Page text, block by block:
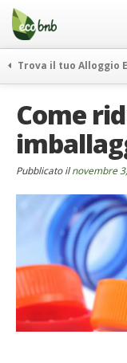
Menu
Salta
contenuto
Offerte Speciali
Regali
FAQ
Chi Siamo
Partner
Contatti
Italiano
German
English
Trova il tuo Alloggio
itinerari
curiosità
vivere e viaggiare
ecohotel
rassegna stampa
Come
Pubblicato ilnovembre